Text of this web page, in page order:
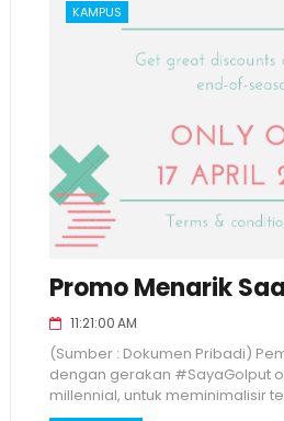
KAMPUS
Promo Menarik
11:21:00 AM
(Sumber : Dokumen Pribadi)
dengan gerakan #SayaGolput
millennial, untuk meminimalisir